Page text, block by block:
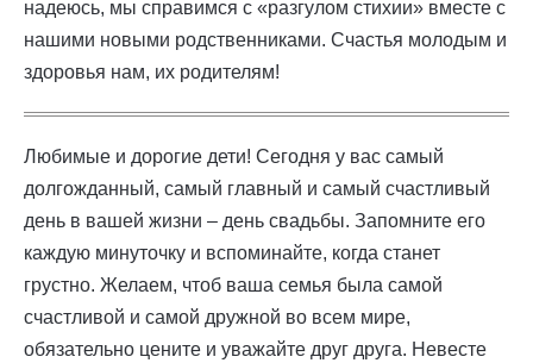
надеюсь, мы справимся с «разгулом стихии» вместе с
нашими новыми родственниками. Счастья молодым и
здоровья нам, их родителям!
Любимые и дорогие дети! Сегодня у вас самый
долгожданный, самый главный и самый счастливый
день в вашей жизни – день свадьбы. Запомните его
каждую минуточку и вспоминайте, когда станет
грустно. Желаем, чтоб ваша семья была самой
счастливой и самой дружной во всем мире,
обязательно цените и уважайте друг друга. Невесте